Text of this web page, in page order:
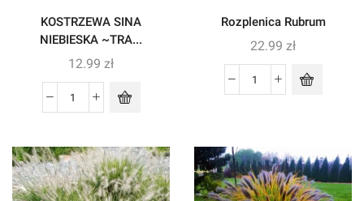
KOSTRZEWA SINA
NIEBIESKA ~TRA...
12.99 zł
Rozplenica Rubrum
22.99 zł